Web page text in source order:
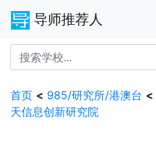
导师推荐人
首页 < 985/研究所/港澳台 <
天信息创新研究院